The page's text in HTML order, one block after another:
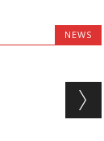
NEWS